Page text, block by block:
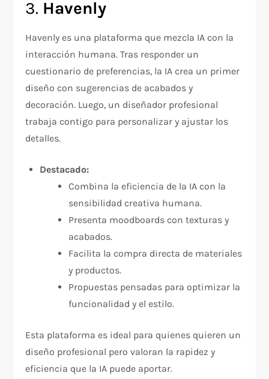
3. Havenly
Havenly es una plataforma que mezcla IA con la
interacción humana. Tras responder un
cuestionario de preferencias, la IA crea un primer
diseño con sugerencias de acabados y
decoración. Luego, un diseñador profesional
trabaja contigo para personalizar y ajustar los
detalles.
Destacado:
Combina la eficiencia de la IA con la
sensibilidad creativa humana.
Presenta moodboards con texturas y
acabados.
Facilita la compra directa de materiales
y productos.
Propuestas pensadas para optimizar la
funcionalidad y el estilo.
Esta plataforma es ideal para quienes quieren un
diseño profesional pero valoran la rapidez y
eficiencia que la IA puede aportar.